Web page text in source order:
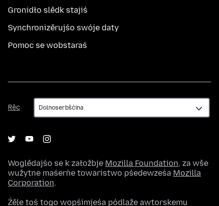
Gronidło slědk stajiś
Synchronizěrujśo swóje daty
Pomoc se wobstaraś
Rěc
Rěc
Woglědajśo se k załožbje Mozilla Foundation, za wše
wužytne maśeŕne towaristwo pśedewześa Mozilla
Corporation.
Źěle toś togo wopśimjeśa pódlaže awtorskemu